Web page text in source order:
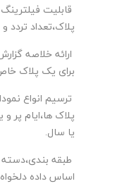
قابلیت
پلاک،تعداد تردد
ارائه خلاصه
برای یک پلاک
ترسیم انواع
پلاک ها،ایام پر
یا سال.
طبقه
اساس داده دلخواه